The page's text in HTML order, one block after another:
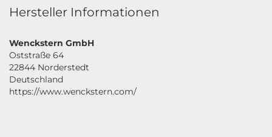
Hersteller Informationen
Wenckstern GmbH
Oststraße 64
22844 Norderstedt
Deutschland
https://www.wenckstern.com/